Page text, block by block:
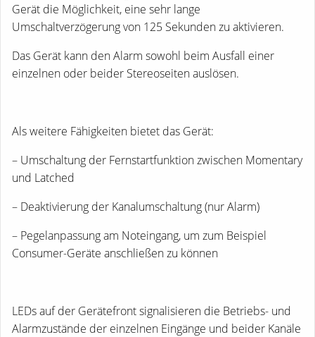
Gerät die Möglichkeit, eine sehr lange
Umschaltverzögerung von 125 Sekunden zu aktivieren.
Das Gerät kann den Alarm sowohl beim Ausfall einer
einzelnen oder beider Stereoseiten auslösen.
Als weitere Fähigkeiten bietet das Gerät:
– Umschaltung der Fernstartfunktion zwischen Momentary
und Latched
– Deaktivierung der Kanalumschaltung (nur Alarm)
– Pegelanpassung am Noteingang, um zum Beispiel
Consumer-Geräte anschließen zu können
LEDs auf der Gerätefront signalisieren die Betriebs- und
Alarmzustände der einzelnen Eingänge und beider Kanäle